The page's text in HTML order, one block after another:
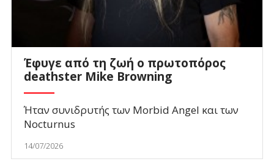
Έφυγε από τη ζωή ο πρωτοπόρος
deathster Mike Browning
Ήταν συνιδρυτής των Morbid Angel και των
Nocturnus
14/07/2026